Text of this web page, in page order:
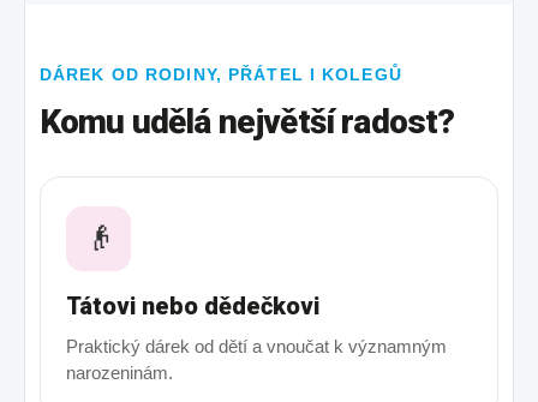
DÁREK OD RODINY, PŘÁTEL I KOLEGŮ
Komu udělá největší radost?
👴
Tátovi nebo dědečkovi
Praktický dárek od dětí a vnoučat k významným
narozeninám.